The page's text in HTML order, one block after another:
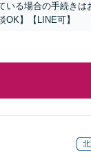
いる場合の手続きは
】【LINE可】